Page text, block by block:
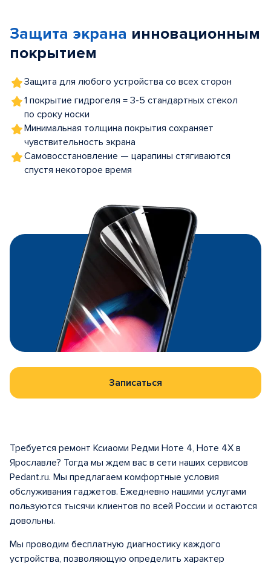
5
Защита экрана инновационным
покрытием
Защита для любого устройства со всех сторон
1 покрытие гидрогеля = 3-5 стандартных стекол
по сроку носки
Минимальная толщина покрытия сохраняет
чувствительность экрана
Самовосстановление — царапины стягиваются
спустя некоторое время
Записаться
Требуется ремонт Ксиаоми Редми Ноте 4, Ноте 4Х в
Ярославле? Тогда мы ждем вас в сети наших сервисов
Pedant.ru. Мы предлагаем комфортные условия
обслуживания гаджетов. Ежедневно нашими услугами
пользуются тысячи клиентов по всей России и остаются
довольны.
Мы проводим бесплатную диагностику каждого
устройства, позволяющую определить характер